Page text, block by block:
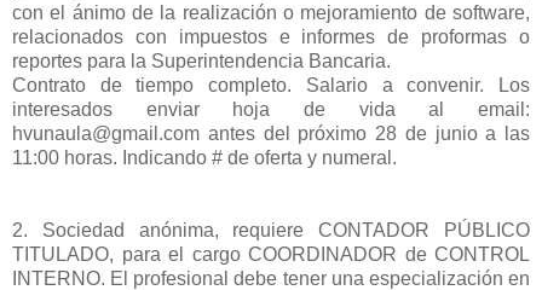
con el ánimo de la realización o mejoramiento de software,
relacionados con impuestos e informes de proformas o
reportes para la Superintendencia Bancaria.
Contrato de tiempo completo. Salario a convenir. Los
interesados enviar hoja de vida al email:
hvunaula@gmail.com antes del próximo 28 de junio a las
11:00 horas. Indicando # de oferta y numeral.
2. Sociedad anónima, requiere CONTADOR PÚBLICO
TITULADO, para el cargo COORDINADOR de CONTROL
INTERNO. El profesional debe tener una especialización en